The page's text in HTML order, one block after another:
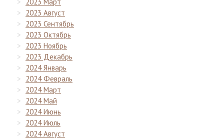
2023 Август
2023 Сентябрь
2023 Октябрь
2023 Ноябрь
2023 Декабрь
2024 Январь
2024 Февраль
2024 Март
2024 Май
2024 Июнь
2024 Июль
2024 Август